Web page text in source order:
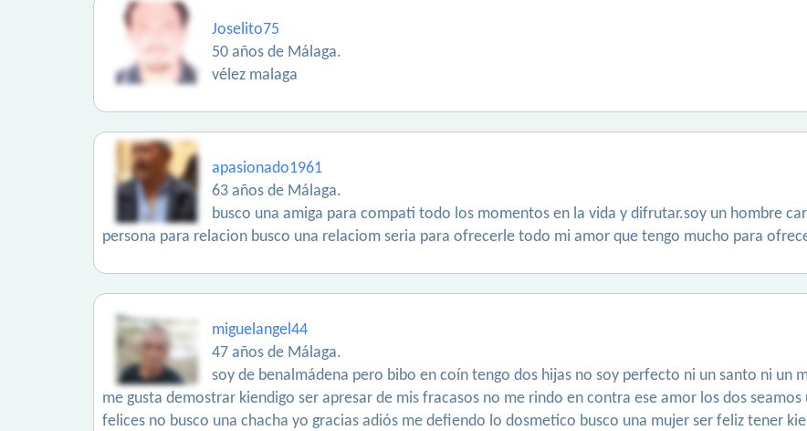
Joselito75
50 años de Málaga.
vélez malaga
apasionado1961
63 años de Málaga.
busco una amiga para compati todo los momentos en la vida y difrutar.soy un hombre
persona para relacion busco una relaciom seria para ofrecerle todo mi amor que tengo mucho para
miguelangel44
47 años de Málaga.
soy de benalmádena pero bibo en coín tengo dos hijas no soy perfecto ni un santo ni un
me gusta demostrar kiendigo ser apresar de mis fracasos no me rindo en contra ese amor los dos
felices no busco una chacha yo gracias adiós me defiendo lo dosmetico busco una mujer ser feliz tener